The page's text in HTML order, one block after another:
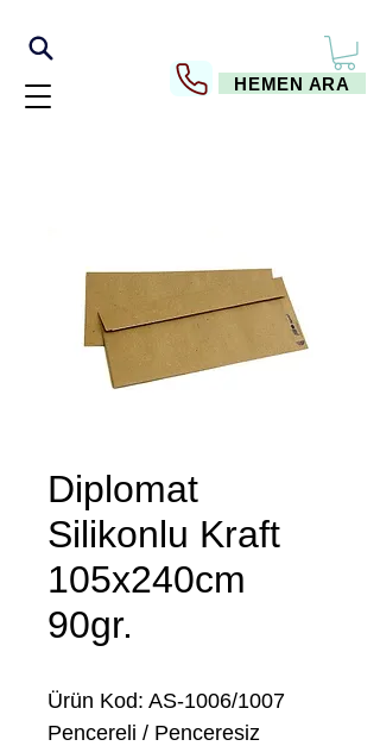
HEMEN ARA
Diplomat
Silikonlu Kraft
105x240cm
90gr.
Ürün Kod: AS-1006/1007
Pencereli / Penceresiz